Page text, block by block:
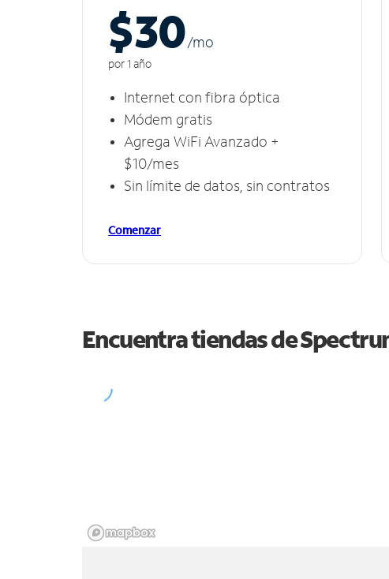
$30/mo
por 1 año
Internet con fibra óptica
Módem gratis
Agrega WiFi Avanzado +
$10/mes
Sin límite de datos, sin contratos
Comenzar
Encuentra tiendas de